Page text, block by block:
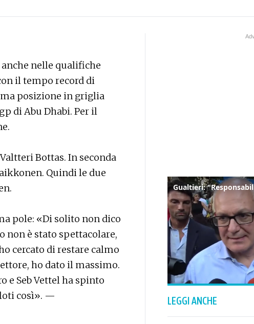
nelle qualifiche
il tempo record di
posizione in griglia
di Abu Dhabi. Per il
Bottas. In seconda
Quindi le due
pole: «Di solito non dico
non è stato spettacolare,
cercato di restare calmo
ho dato il massimo.
e Seb Vettel ha spinto
così». —
LEGGI ANCHE